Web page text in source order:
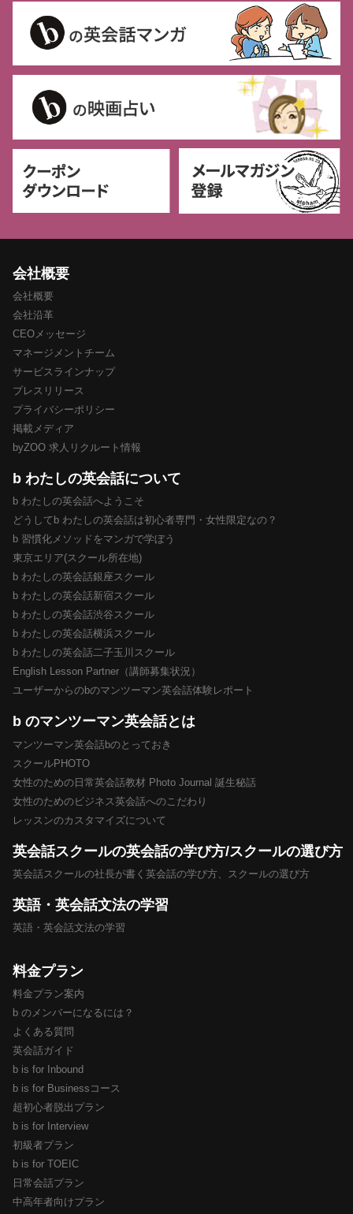
会社概要
会社概要
会社沿革
CEOメッセージ
マネージメントチーム
サービスラインナップ
プレスリリース
プライバシーポリシー
掲載メディア
byZOO 求人リクルート情報
b わたしの英会話について
b わたしの英会話へようこそ
どうしてb わたしの英会話は初心者専門・女性限定なの？
b 習慣化メソッドをマンガで学ぼう
東京エリア(スクール所在地)
b わたしの英会話銀座スクール
b わたしの英会話新宿スクール
b わたしの英会話渋谷スクール
b わたしの英会話横浜スクール
b わたしの英会話二子玉川スクール
English Lesson Partner（講師募集状況）
ユーザーからのbのマンツーマン英会話体験レポート
b のマンツーマン英会話とは
マンツーマン英会話bのとっておき
スクールPHOTO
女性のための日常英会話教材 Photo Journal 誕生秘話
女性のためのビジネス英会話へのこだわり
レッスンのカスタマイズについて
英会話スクールの英会話の学び方/スクールの選び方
英会話スクールの社長が書く英会話の学び方、スクールの選び方
英語・英会話文法の学習
英語・英会話文法の学習
料金プラン
料金プラン案内
b のメンバーになるには？
よくある質問
英会話ガイド
b is for Inbound
b is for Businessコース
超初心者脱出プラン
b is for Interview
初級者プラン
b is for TOEIC
日常会話プラン
中高年者向けプラン